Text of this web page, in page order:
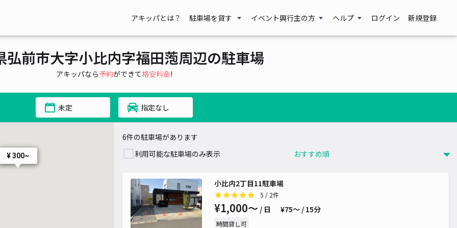
アキッパとは？ 駐車場を貸す イベント興行主の方 ヘルプ ログイン 新規登録
弘前市大字小比内字福田萢周辺の駐車場
アキッパなら予約ができて格安料金!
未定 指定なし
¥ 300~
6件の駐車場があります
利用可能な駐車場のみ表示
小比内2丁目11駐車場
5 / 2件
¥1,000〜 / 日 ¥75〜 / 15分
時間貸し可